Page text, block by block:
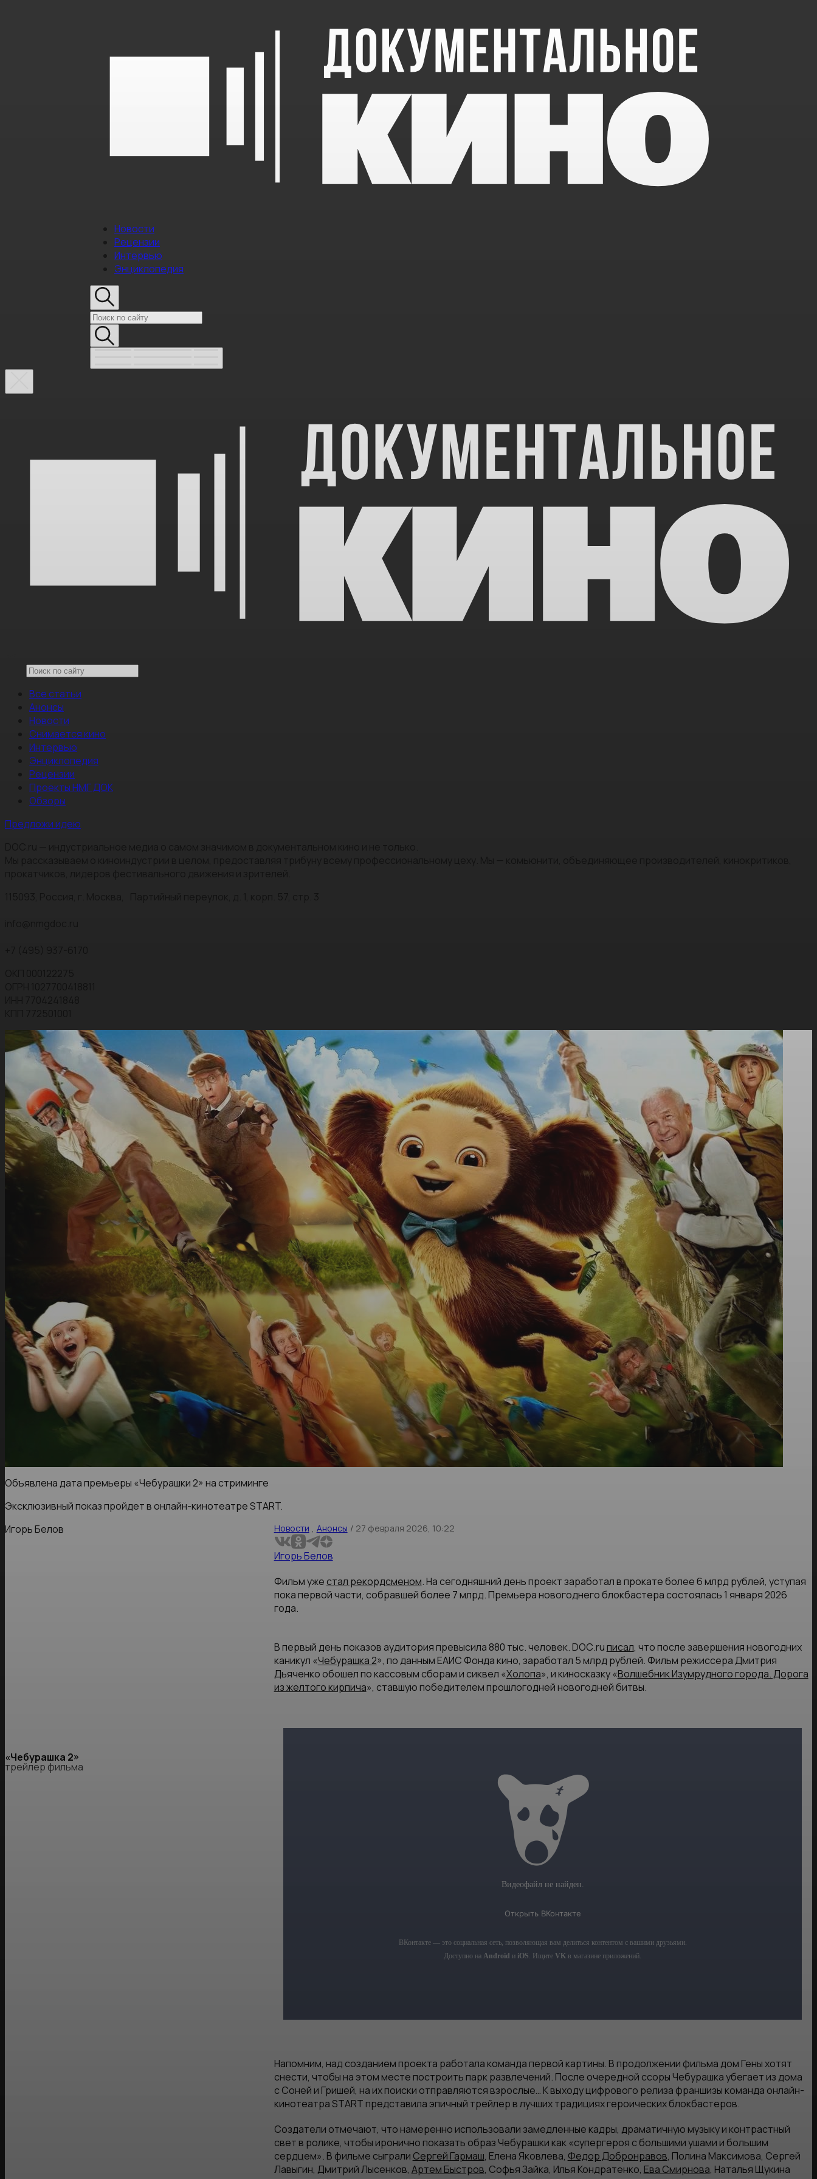
Новости
Рецензии
Интервью
Энциклопедия
Все статьи
Анонсы
Новости
Снимается кино
Интервью
Энциклопедия
Рецензии
Проекты НМГ ДОК
Обзоры
Предложи идею
Объявлена дата премьеры «Чебурашки 2» на стриминге
Эксклюзивный показ пройдет в онлайн-кинотеатре START.
Игорь Белов
Новости , Анонсы / 27 февраля 2026, 10:22
Игорь Белов
Фильм ужестал рекордсменом. На сегодняшний день проект заработал в прокате более 6 млрд рублей, уступая
пока первой части, собравшей более 7 млрд. Премьера новогоднего блокбастера состоялась 1 января 2026
года.
В первый день показов аудитория превысила 880 тыс. человек. DОС.ruписал, что после завершения новогодних
каникул «Чебурашка 2», по данным ЕАИС Фонда кино, заработал 5 млрд рублей. Фильм режиссера Дмитрия
Дьяченко обошел по кассовым сборам и сиквел «Холопа», и киносказку «Волшебник Изумрудного города. Дорога
из желтого кирпича», ставшую победителем прошлогодней новогодней битвы.
«Чебурашка 2»
трейлер фильма
Напомним, над созданием проекта работала команда первой картины. В продолжении фильма дом Гены хотят
снести, чтобы на этом месте построить парк развлечений. После очередной ссоры Чебурашка убегает из дома
с Соней и Гришей, на их поиски отправляются взрослые… К выходу цифрового релиза франшизы команда онлайн-
кинотеатра START представила эпичный трейлер в лучших традициях героических блокбастеров.
Создатели отмечают, что намеренно использовали замедленные кадры, драматичную музыку и контрастный
свет в ролике, чтобы иронично показать образ Чебурашки как «супергероя с большими ушами и большим
сердцем». В фильме сыграли Сергей Гармаш, Елена Яковлева, Федор Добронравов, Полина Максимова, Сергей
Лавыгин, Дмитрий Лысенков, Артем Быстров, Софья Зайка, Илья Кондратенко, Ева Смирнова, Наталья Щукина